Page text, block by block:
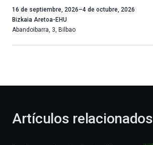
Un
año
más,
celebración
16 de septiembre, 2026–4 de octubre, 2026
Bizkaia Aretoa-EHU
Abandoibarra, 3, Bilbao
Artículos relacionados